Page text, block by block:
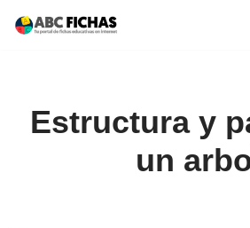
Estructura y
un